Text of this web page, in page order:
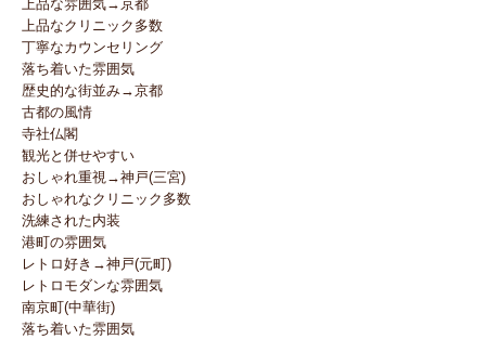
上品な雰囲気→京都
上品なクリニック多数
丁寧なカウンセリング
落ち着いた雰囲気
歴史的な街並み→京都
古都の風情
寺社仏閣
観光と併せやすい
おしゃれ重視→神戸(三宮)
おしゃれなクリニック多数
洗練された内装
港町の雰囲気
レトロ好き→神戸(元町)
レトロモダンな雰囲気
南京町(中華街)
落ち着いた雰囲気